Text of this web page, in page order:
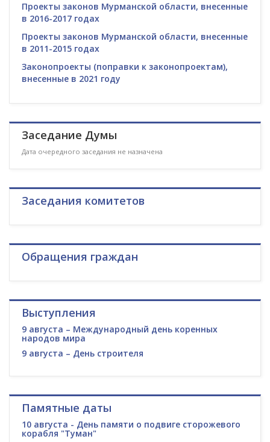
Проекты законов Мурманской области, внесенные
в 2016-2017 годах
Проекты законов Мурманской области, внесенные
в 2011-2015 годах
Законопроекты (поправки к законопроектам),
внесенные в 2021 году
Заседание Думы
Дата очередного заседания не назначена
Заседания комитетов
Обращения граждан
Выступления
9 августа – Международный день коренных
народов мира
9 августа – День строителя
Памятные даты
10 августа - День памяти о подвиге сторожевого
корабля "Туман"